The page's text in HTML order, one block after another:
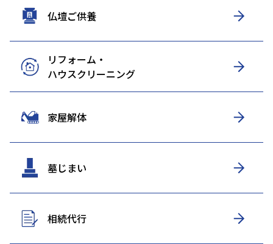
仏壇ご供養
リフォーム・
ハウスクリーニング
家屋解体
墓じまい
相続代行